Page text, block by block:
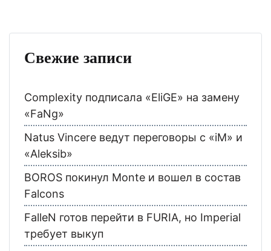
Свежие записи
Complexity подписала «EliGE» на замену
«FaNg»
Natus Vincere ведут переговоры с «iM» и
«Aleksib»
BOROS покинул Monte и вошел в состав
Falcons
FalleN готов перейти в FURIA, но Imperial
требует выкуп